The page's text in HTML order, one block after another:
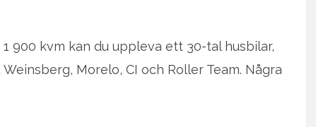
900 kvm kan du uppleva ett 30-tal husbilar,
Morelo, CI och Roller Team. Några